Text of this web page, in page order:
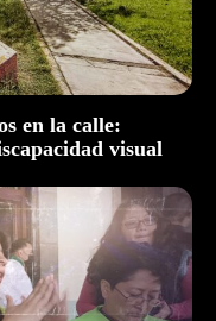
en la calle:
visual